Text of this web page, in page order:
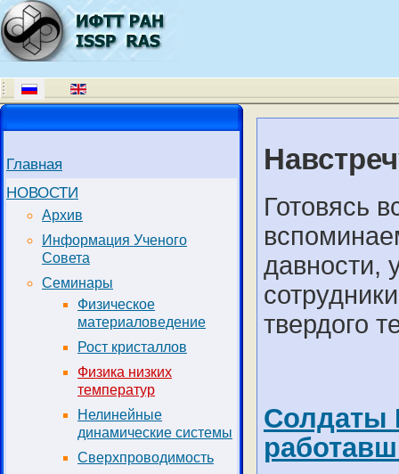
Главная
НОВОСТИ
Архив
Информация Ученого
Совета
Семинары
Физическое
материаловедение
Рост кристаллов
Физика низких
температур
Нелинейные
динамические системы
Сверхпроводимость
Готовясь
давности,
твердого
Солдаты